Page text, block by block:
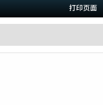
打印页面